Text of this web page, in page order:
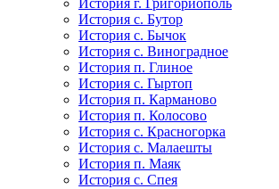
История г. Григориополь
История с. Бутор
История с. Бычок
История с. Виноградное
История п. Глиное
История с. Гыртоп
История п. Карманово
История п. Колосово
История с. Красногорка
История с. Малаешты
История п. Маяк
История с. Спея